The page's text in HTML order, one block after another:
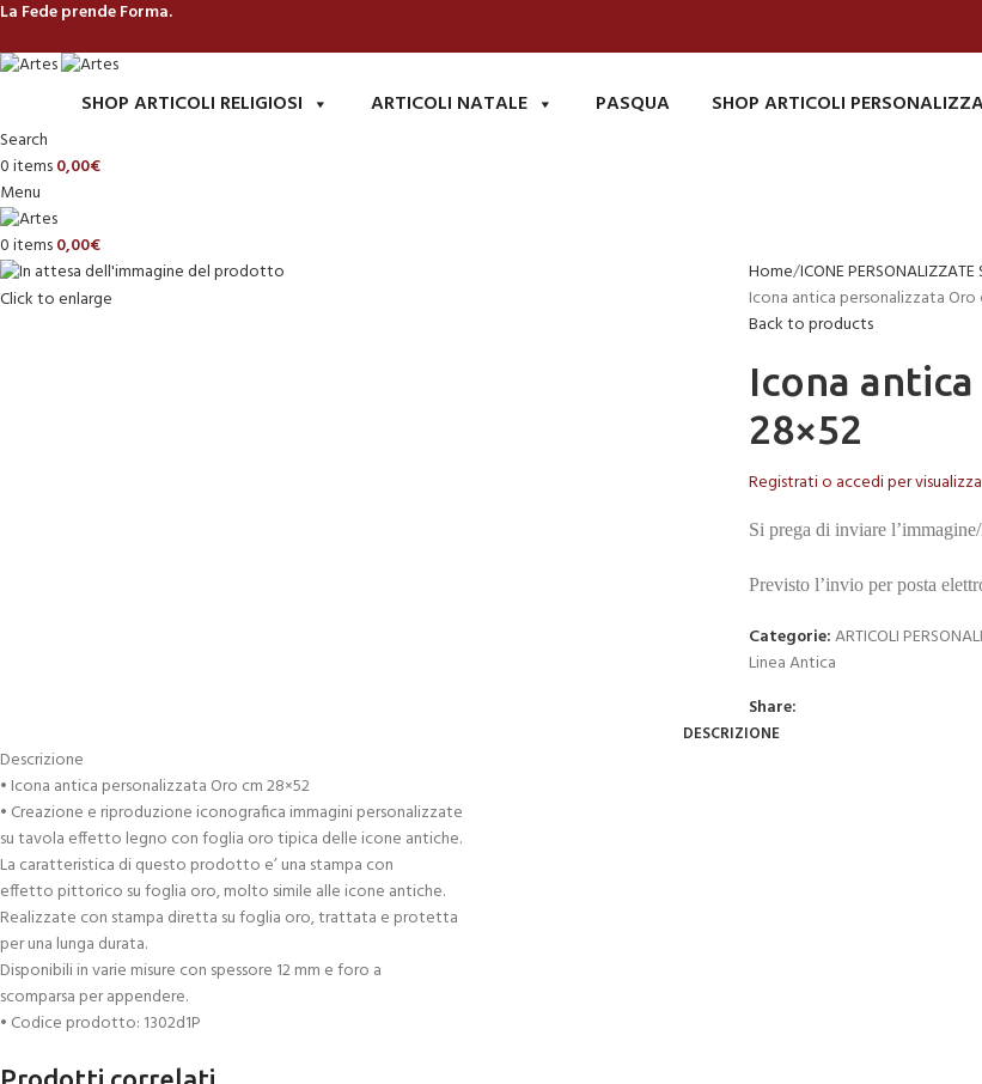
La Fede prende Forma.
SHOP ARTICOLI RELIGIOSI ARTICOLI NATALE PASQUA SHOP ARTICOLI
Search
0items0,00€
Menu
0items0,00€
Click to enlarge
Home ICONE
Icona antica personalizzata Oro
Back to products
Icona
28×52
Registrati o accedi per
Si prega di inviare
Previsto l’invio per posta
Categorie:ARTICOLI
Linea Antica
Share:
DESCRIZIONE
Descrizione
• Icona antica personalizzata Oro cm 28×52
• Creazione e riproduzione iconografica immagini personalizzate
su tavola effetto legno con foglia oro tipica delle icone antiche.
La caratteristica di questo prodotto e’ una stampa con
effetto pittorico su foglia oro, molto simile alle icone antiche.
Realizzate con stampa diretta su foglia oro, trattata e protetta
per una lunga durata.
Disponibili in varie misure con spessore 12 mm e foro a
scomparsa per appendere.
• Codice prodotto: 1302d1P